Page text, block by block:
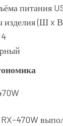
питания
изделия (Ш x
470W